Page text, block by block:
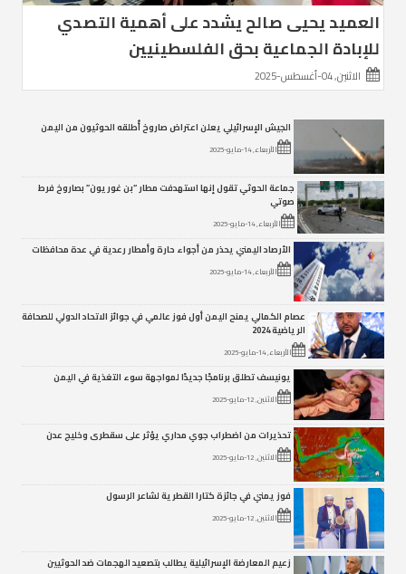
العميد يحيى صالح يشدد على أهمية التصدي
للإبادة الجماعية بحق الفلسطينيين
الاثنين, 04-أغسطس-2025
الجيش الإسرائيلي يعلن اعتراض صاروخ أُطلقه الحوثيون من اليمن
الأربعاء, 14-مايو-2025
جماعة الحوثي تقول إنها استهدفت مطار “بن غوريون” بصاروخ فرط
صوتي
الأربعاء, 14-مايو-2025
الأرصاد اليمني يحذر من أجواء حارة وأمطار رعدية في عدة محافظات
الأربعاء, 14-مايو-2025
عصام الكمالي يمنح اليمن أول فوز عالمي في جوائز الاتحاد الدولي للصحافة
الرياضية 2024
الأربعاء, 14-مايو-2025
يونيسف تطلق برنامجًا جديدًا لمواجهة سوء التغذية في اليمن
الاثنين, 12-مايو-2025
تحذيرات من اضطراب جوي مداري يؤثر على سقطرى وخليج عدن
الاثنين, 12-مايو-2025
فوز يمني في جائزة كتارا القطرية لشاعر الرسول
الاثنين, 12-مايو-2025
زعيم المعارضة الإسرائيلية يطالب بتصعيد الهجمات ضد الحوثيين